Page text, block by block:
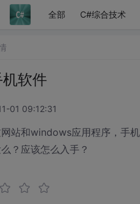
全部 C#综合技术
软件
01 09:12:31
站和windows应用程序，手机
？应该怎么入手？